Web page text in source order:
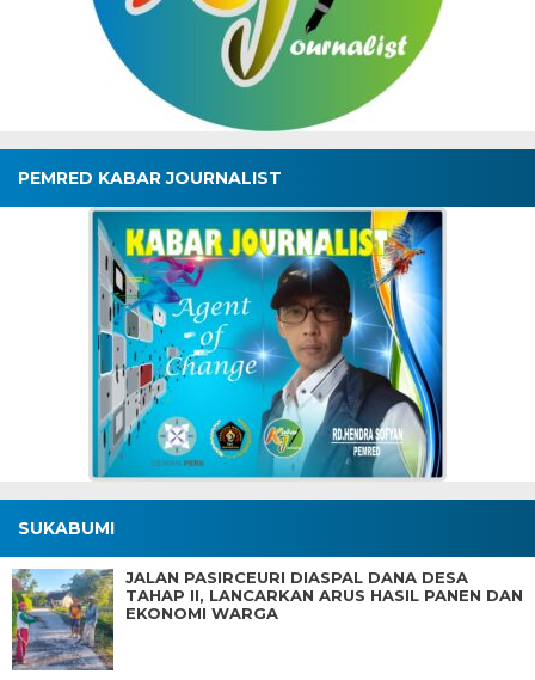
PEMRED KABAR JOURNALIST
SUKABUMI
JALAN PASIRCEURI DIASPAL DANA DESA
TAHAP II, LANCARKAN ARUS HASIL PANEN DAN
EKONOMI WARGA